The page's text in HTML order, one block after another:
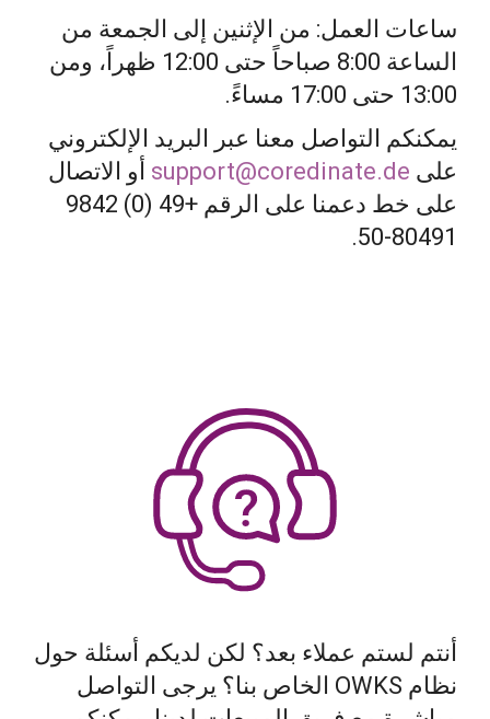
ساعات العمل: من الإثنين إلى الجمعة من
الساعة 8:00 صباحاً حتى 12:00 ظهراً، ومن
13:00 حتى 17:00 مساءً.
يمكنكم التواصل معنا عبر البريد الإلكتروني
على support@coredinate.de أو الاتصال
على خط دعمنا على الرقم +49 (0) 9842
80491-50.
أنتم لستم عملاء بعد؟ لكن لديكم أسئلة حول
نظام OWKS الخاص بنا؟ يرجى التواصل